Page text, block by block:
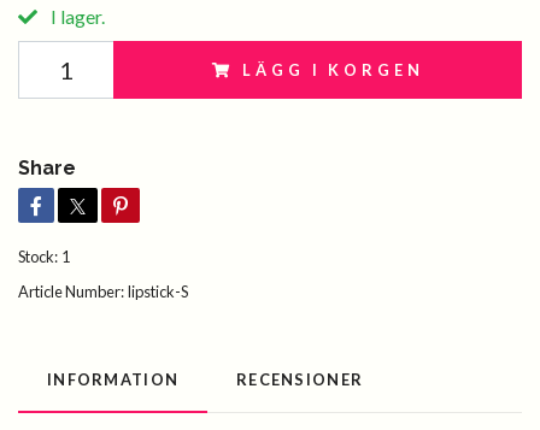
I lager.
LÄGG I KORGEN
Share
Stock: 1
Article Number:lipstick-S
INFORMATION RECENSIONER